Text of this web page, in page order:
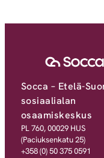
Socca – Etelä-
sosiaalialan
osaamiskeskus
PL 760, 00029 HUS
(Paciuksenkatu 25)
+358 (0) 50 375 0591